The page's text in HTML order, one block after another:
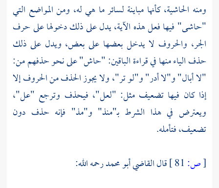
ومنه الحاشية، كأنها مباينة لسائر ما هي له، ومن المواضع التي
"حاشى" فيها فعل هذه الآية، يدل على ذلك دخولها على حرف
الجر، والحروف لا يدخل بعضها على بعض، ويدل على ذلك
حذف الياء منها في قراءة الباقين: "حاش" على نحو حذفهم من:
"لا أبال" و"لا أدر" و"لو تر"، ولا يجوز الحذف من الحروف إلا
إذا كان فيها تضعيف مثل: "لعل"، فيحذف وترجع "عل"،
ويعترض في هذا الشرط بـ"منذ" و"مذ" فإنه حذف دون
تضعيف، فتأمله.
[ص: قالالقاضي أبو محمدرحمه الله: